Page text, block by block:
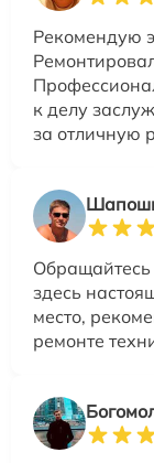
Рекомендую
к делу
за отличную
здесь
место,
ремонте